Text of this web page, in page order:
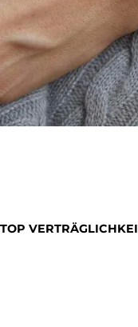
TOP